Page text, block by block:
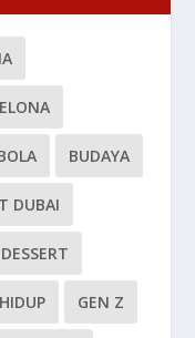
BUDAYA
DUBAI
DESSERT
GEN Z